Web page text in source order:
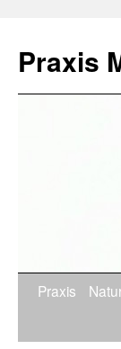
Praxis
Praxis